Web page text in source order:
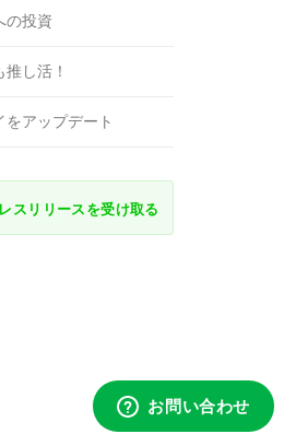
の投資
推し活！
をアップデート
スリリースを受け取る